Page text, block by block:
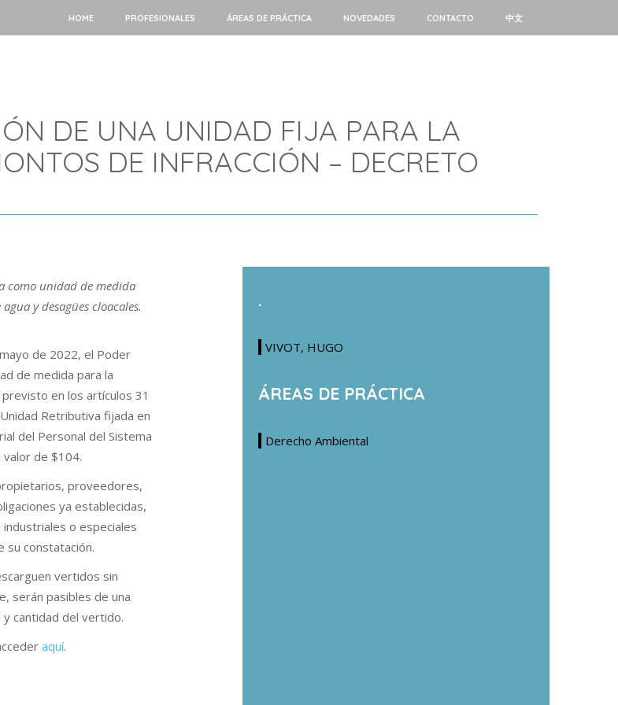
HOME PROFESIONALES ÁREAS DE PRÁCTICA NOVEDADES CONTACTO 中文
DE UNA UNIDAD FIJA PARA LA
DE INFRACCIÓN – DECRETO
como unidad de medida
y desagües cloacales.
de 2022, el Poder
de medida para la
en los artículos 31
Retributiva fijada en
del Personal del Sistema
valor de $104.
proveedores,
ya establecidas,
o especiales
su constatación.
vertidos sin
serán pasibles de una
cantidad del vertido.
aquí.
.
VIVOT, HUGO
ÁREAS DE PRÁCTICA
Derecho Ambiental